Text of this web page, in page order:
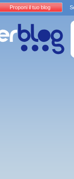
Proponi il tuo blog